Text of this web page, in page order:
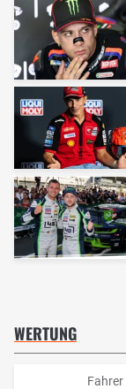
WERTUNG
Fahrer